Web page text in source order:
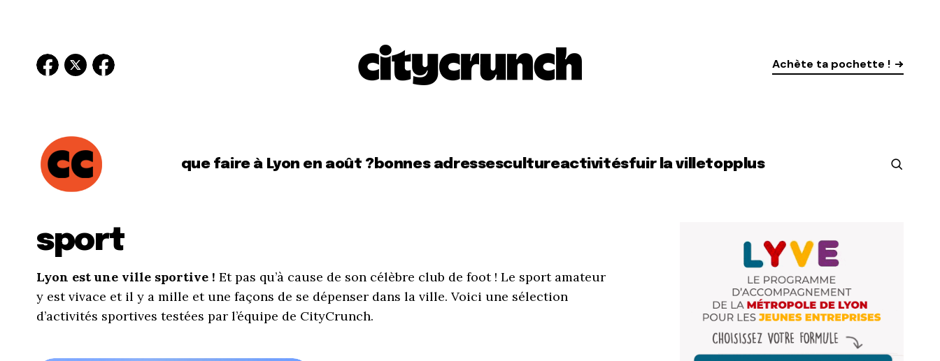
Achète ta pochette !
que faire à Lyon en août ?bonnes adressescultureactivitésfuir la villetopplus
sport
Lyon est une ville sportive ! Et pas qu’à cause de son célèbre club de foot ! Le sport amateur
y est vivace et il y a mille et une façons de se dépenser dans la ville. Voici une sélection
d’activités sportives testées par l’équipe de CityCrunch.